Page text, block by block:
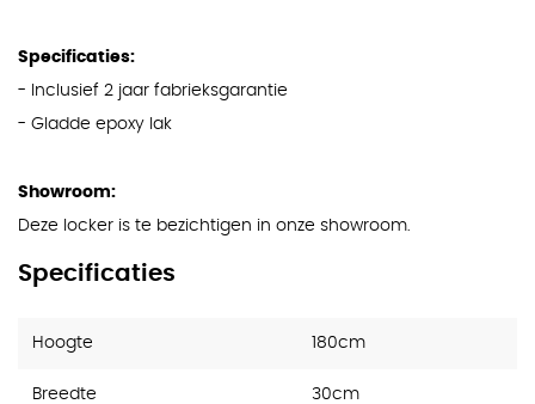
Specificaties:
- Inclusief 2 jaar fabrieksgarantie
- Gladde epoxy lak
Showroom:
Deze locker is te bezichtigen in onze showroom.
Specificaties
Hoogte 180cm
Breedte 30cm